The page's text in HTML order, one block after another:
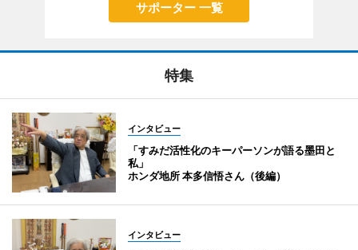
サポーター 一覧
特集
インタビュー
「すみだ活性化のキーパーソンが語る墨田と
私」
ホンダ地所 本多信悟さん（後編）
インタビュー